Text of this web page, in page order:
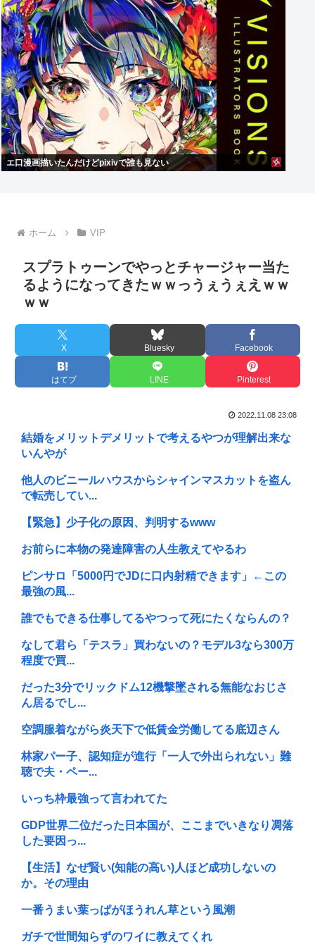
エ口漫画描いたんだけどpixivで誰も見ない
ホーム VIP
スプラトゥーンでやっとチャージャー当た
るようになってきたｗｗっうぇうぇえｗｗ
ｗｗ
X Bluesky Facebook
はてブ LINE Pinterest
2022.11.08 23:08
結婚をメリットデメリットで考えるやつが理解出来な
いんやが
他人のビニールハウスからシャインマスカットを盗ん
で転売してい...
【緊急】少子化の原因、判明するwww
お前らに本物の発達障害の人生教えてやるわ
ピンサロ「5000円でJDに口内射精できます」←この
最強の風...
誰でもできる仕事してるやつって死にたくならんの？
なして君ら「テスラ」買わないの？モデル3なら300万
程度で買...
だった3分でリックドム12機撃墜される無能なおじさ
ん居るでし...
空調服着ながら炎天下で低賃金労働してる底辺さん
林家パー子、認知症が進行「一人で外出られない」難
聴で夫・ペー...
いっち枠最強って言われてた
GDP世界二位だった日本国が、ここまでいきなり凋落
した要因っ...
【生活】なぜ賢い(知能の高い)人ほど成功しないの
か。その理由
一番うまい葉っぱがほうれん草という風潮
ガチで世間知らずのワイに教えてくれ